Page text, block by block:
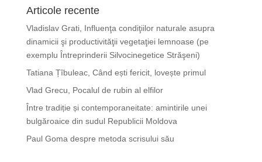
Articole recente
Vladislav Grati, Influenţa condiţiilor naturale asupra
dinamicii şi productivităţii vegetaţiei lemnoase (pe
exemplu Întreprinderii Silvocinegetice Străşeni)
Tatiana Țîbuleac, Când ești fericit, lovește primul
Vlad Grecu, Pocalul de rubin al elfilor
Între tradiție și contemporaneitate: amintirile unei
bulgăroaice din sudul Republicii Moldova
Paul Goma despre metoda scrisului său